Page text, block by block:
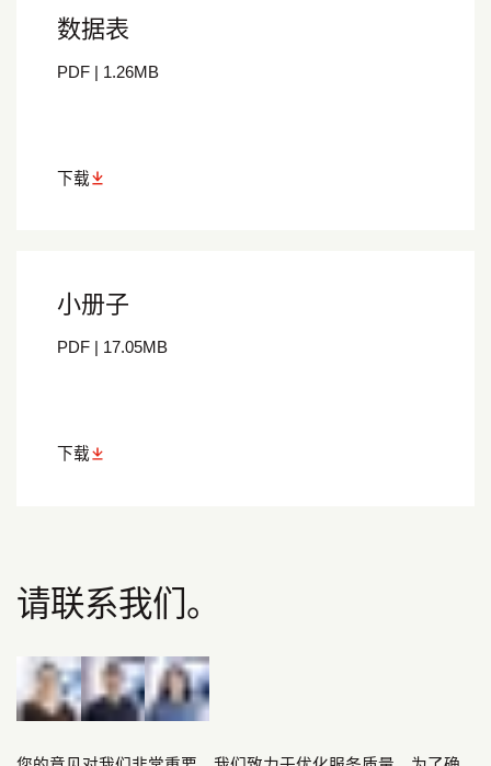
数据表
PDF| 1.26MB
下载
小册子
PDF| 17.05MB
下载
请联系我们。